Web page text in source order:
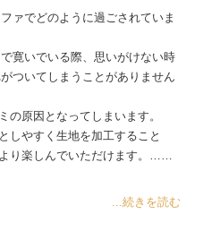
ァでどのように過ごされていま
寛いでいる際、思いがけない時
ついてしまうことがありません
の原因となってしまいます。
しやすく生地を加工すること
り楽しんでいただけます。……
...続きを読む